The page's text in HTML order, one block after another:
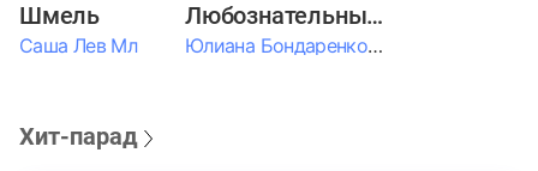
Шмель
Саша Лев Мл
Любознательные Дети
Юлиана Бондаренко & Амелия Колпакова & Егор Егоров & Валерия Шевченко & Ксюша Косичкина
Хит-парад